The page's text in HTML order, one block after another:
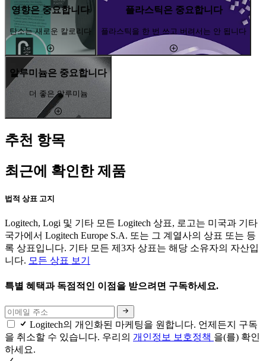
영향은 중요합니다
탄소는 새로운 칼로리다
플라스틱은 중요합니다
플라스틱을 한 번 쓰고 버려서는 안 됩니다
알루미늄은 중요합니다
더 좋은 알루미늄
추천 항목
최근에 확인한 제품
법적 상표 고지
Logitech, Logi 및 기타 모든 Logitech 상표, 로고는 미국과 기타
국가에서 Logitech Europe S.A. 또는 그 계열사의 상표 또는 등
록 상표입니다. 기타 모든 제3자 상표는 해당 소유자의 자산입
니다. 모든 상표 보기
특별 혜택과 독점적인 이점을 받으려면 구독하세요.
Logitech의 개인화된 마케팅을 원합니다. 언제든지 구독
을 취소할 수 있습니다. 우리의 개인정보 보호정책 을(를) 확인
하세요.